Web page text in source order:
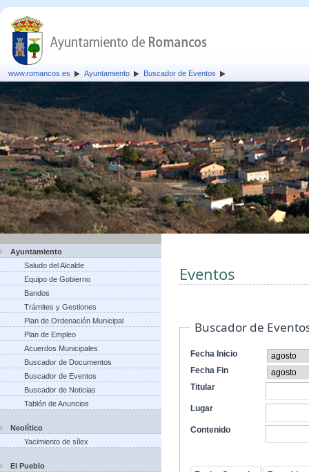
www.romancos.es Ayuntamiento Buscador de Eventos
Ayuntamiento
Saludo del Alcalde
Equipo de Gobierno
Bandos
Trámites y Gestiones
Plan de Ordenación Municipal
Plan de Empleo
Acuerdos Municipales
Buscador de Documentos
Buscador de Eventos
Buscador de Noticias
Tablón de Anuncios
Neolítico
Yacimiento de sílex
El Pueblo
Eventos
Buscador de
Fecha Inicio
Fecha Fin
Titular
Lugar
Contenido